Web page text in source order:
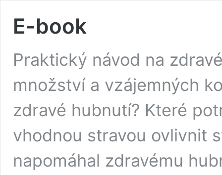
E-book
Praktický návod na
množství a vzájemných
zdravé hubnutí? Které
vhodnou stravou ovlivnit
napomáhal zdravému